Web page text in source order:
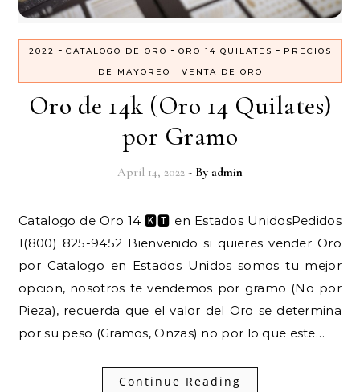
2022 - CATALOGO DE ORO - ORO 14 QUILATES - PRECIOS
DE MAYOREO - VENTA DE ORO
Oro de 14k (Oro 14 Quilates)
por Gramo
April 14, 2022 - By admin
Catalogo de Oro 14 🅺🆃 en Estados UnidosPedidos
1(800) 825-9452 Bienvenido si quieres vender Oro
por Catalogo en Estados Unidos somos tu mejor
opcion, nosotros te vendemos por gramo (No por
Pieza), recuerda que el valor del Oro se determina
por su peso (Gramos, Onzas) no por lo que este…
Continue Reading